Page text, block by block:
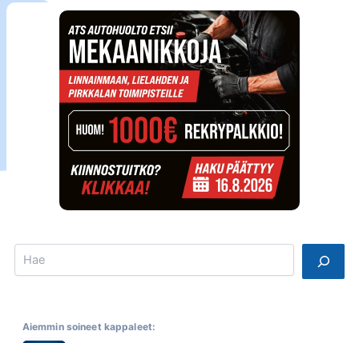
Search
Aiemmin soineet kappaleet: